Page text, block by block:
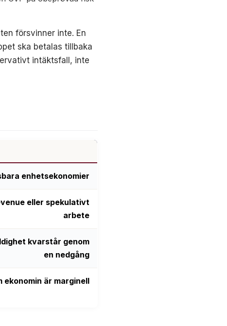
försvinner inte. En
ska betalas tillbaka
intäktsfall, inte
enhetsekonomier
eller spekulativt
arbete
kvarstår genom
en nedgång
ekonomin är marginell